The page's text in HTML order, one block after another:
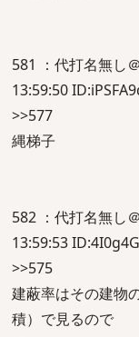
581 ：代打名無し
13:59:50
>>577
縄梯子
582 ：代打名無し
13:59:53
>>575
建蔽率はその建物
積）で見るので